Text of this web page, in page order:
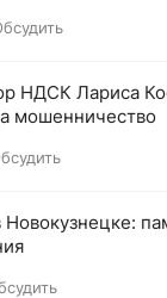
НДСК Лариса
мошенничество